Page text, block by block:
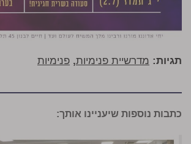
תגיות: מדרשיית פנימיות, פנימיות
כתבות נוספות שיעניינו אותך: